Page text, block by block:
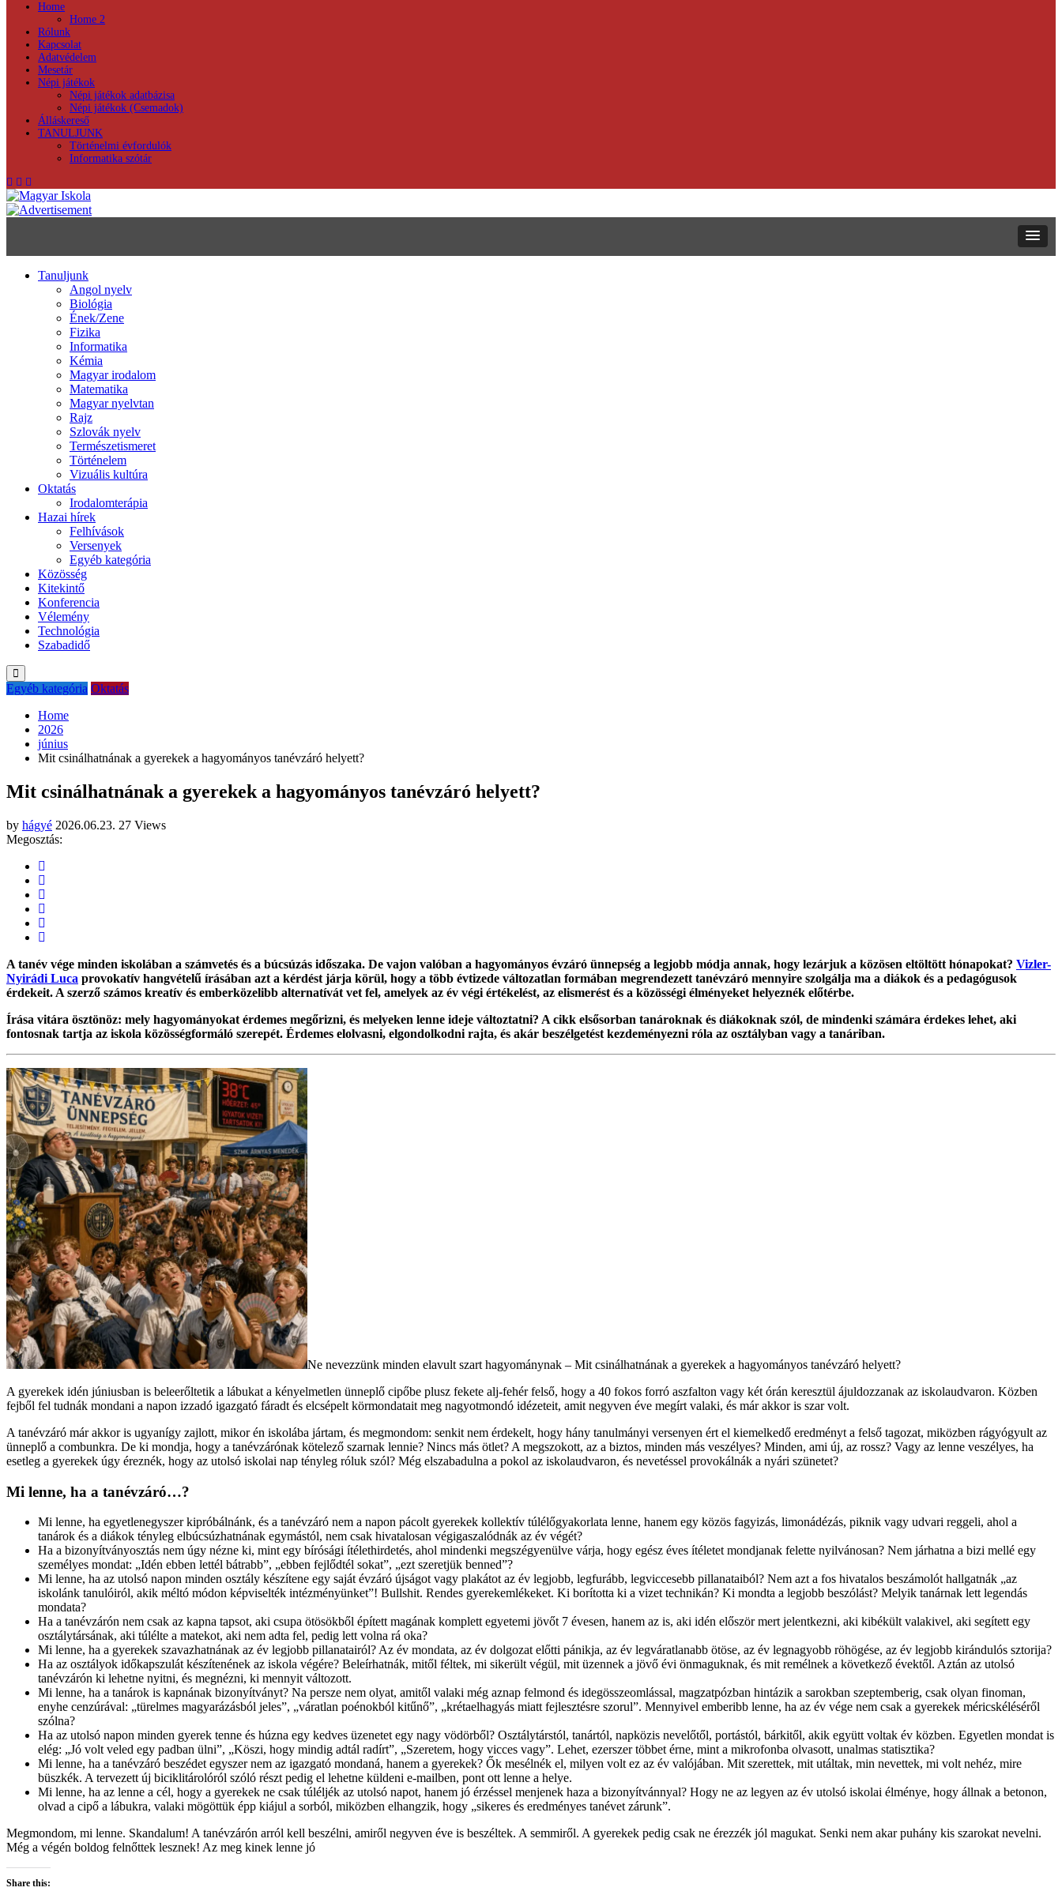
Home
Home 2
Rólunk
Kapcsolat
Adatvédelem
Mesetár
Népi játékok
Népi játékok adatbázisa
Népi játékok (Csemadok)
Álláskereső
TANULJUNK
Történelmi évfordulók
Informatika szótár
Tanuljunk
Angol nyelv
Biológia
Ének/Zene
Fizika
Informatika
Kémia
Magyar irodalom
Matematika
Magyar nyelvtan
Rajz
Szlovák nyelv
Természetismeret
Történelem
Vizuális kultúra
Oktatás
Irodalomterápia
Hazai hírek
Felhívások
Versenyek
Egyéb kategória
Közösség
Kitekintő
Konferencia
Vélemény
Technológia
Szabadidő
Egyéb kategória Oktatás
Home
2026
június
Mit csinálhatnának a gyerekek a hagyományos tanévzáró helyett?
Mit csinálhatnának a gyerekek a hagyományos tanévzáró helyett?
by hágyé 2026.06.23. 27 Views
Megosztás:
A tanév vége minden iskolában a számvetés és a búcsúzás időszaka. De vajon valóban a hagyományos évzáró ünnepség a legjobb módja annak, hogy lezárjuk a közösen eltöltött hónapokat? Vizler-
Nyirádi Luca provokatív hangvételű írásában azt a kérdést járja körül, hogy a több évtizede változatlan formában megrendezett tanévzáró mennyire szolgálja ma a diákok és a pedagógusok
érdekeit. A szerző számos kreatív és emberközelibb alternatívát vet fel, amelyek az év végi értékelést, az elismerést és a közösségi élményeket helyeznék előtérbe.
Írása vitára ösztönöz: mely hagyományokat érdemes megőrizni, és melyeken lenne ideje változtatni? A cikk elsősorban tanároknak és diákoknak szól, de mindenki számára érdekes lehet, aki
fontosnak tartja az iskola közösségformáló szerepét. Érdemes elolvasni, elgondolkodni rajta, és akár beszélgetést kezdeményezni róla az osztályban vagy a tanáriban.
Ne nevezzünk minden elavult szart hagyománynak – Mit csinálhatnának a gyerekek a hagyományos tanévzáró helyett?
A gyerekek idén júniusban is beleerőltetik a lábukat a kényelmetlen ünneplő cipőbe plusz fekete alj-fehér felső, hogy a 40 fokos forró aszfalton vagy két órán keresztül ájuldozzanak az iskolaudvaron. Közben
fejből fel tudnák mondani a napon izzadó igazgató fáradt és elcsépelt körmondatait meg nagyotmondó idézeteit, amit negyven éve megírt valaki, és már akkor is szar volt.
A tanévzáró már akkor is ugyanígy zajlott, mikor én iskolába jártam, és megmondom: senkit nem érdekelt, hogy hány tanulmányi versenyen ért el kiemelkedő eredményt a felső tagozat, miközben rágyógyult az
ünneplő a combunkra. De ki mondja, hogy a tanévzárónak kötelező szarnak lennie? Nincs más ötlet? A megszokott, az a biztos, minden más veszélyes? Minden, ami új, az rossz? Vagy az lenne veszélyes, ha
esetleg a gyerekek úgy éreznék, hogy az utolsó iskolai nap tényleg róluk szól? Még elszabadulna a pokol az iskolaudvaron, és nevetéssel provokálnák a nyári szünetet?
Mi lenne, ha a tanévzáró…?
Mi lenne, ha egyetlenegyszer kipróbálnánk, és a tanévzáró nem a napon pácolt gyerekek kollektív túlélőgyakorlata lenne, hanem egy közös fagyizás, limonádézás, piknik vagy udvari reggeli, ahol a
tanárok és a diákok tényleg elbúcsúzhatnának egymástól, nem csak hivatalosan végigaszalódnák az év végét?
Ha a bizonyítványosztás nem úgy nézne ki, mint egy bírósági ítélethirdetés, ahol mindenki megszégyenülve várja, hogy egész éves ítéletet mondjanak felette nyilvánosan? Nem járhatna a bizi mellé egy
személyes mondat: „Idén ebben lettél bátrabb”, „ebben fejlődtél sokat”, „ezt szeretjük benned”?
Mi lenne, ha az utolsó napon minden osztály készítene egy saját évzáró újságot vagy plakátot az év legjobb, legfurább, legviccesebb pillanataiból? Nem azt a fos hivatalos beszámolót hallgatnák „az
iskolánk tanulóiról, akik méltó módon képviselték intézményünket”! Bullshit. Rendes gyerekemlékeket. Ki borította ki a vizet technikán? Ki mondta a legjobb beszólást? Melyik tanárnak lett legendás
mondata?
Ha a tanévzárón nem csak az kapna tapsot, aki csupa ötösökből épített magának komplett egyetemi jövőt 7 évesen, hanem az is, aki idén először mert jelentkezni, aki kibékült valakivel, aki segített egy
osztálytársának, aki túlélte a matekot, aki nem adta fel, pedig lett volna rá oka?
Mi lenne, ha a gyerekek szavazhatnának az év legjobb pillanatairól? Az év mondata, az év dolgozat előtti pánikja, az év legváratlanabb ötöse, az év legnagyobb röhögése, az év legjobb kirándulós sztorija?
Ha az osztályok időkapszulát készítenének az iskola végére? Beleírhatnák, mitől féltek, mi sikerült végül, mit üzennek a jövő évi önmaguknak, és mit remélnek a következő évektől. Aztán az utolsó
tanévzárón ki lehetne nyitni, és megnézni, ki mennyit változott.
Mi lenne, ha a tanárok is kapnának bizonyítványt? Na persze nem olyat, amitől valaki még aznap felmond és idegösszeomlással, magzatpózban hintázik a sarokban szeptemberig, csak olyan finoman,
enyhe cenzúrával: „türelmes magyarázásból jeles”, „váratlan poénokból kitűnő”, „krétaelhagyás miatt fejlesztésre szorul”. Mennyivel emberibb lenne, ha az év vége nem csak a gyerekek méricskéléséről
szólna?
Ha az utolsó napon minden gyerek tenne és húzna egy kedves üzenetet egy nagy vödörből? Osztálytárstól, tanártól, napközis nevelőtől, portástól, bárkitől, akik együtt voltak év közben. Egyetlen mondat is
elég: „Jó volt veled egy padban ülni”, „Köszi, hogy mindig adtál radírt”, „Szeretem, hogy vicces vagy”. Lehet, ezerszer többet érne, mint a mikrofonba olvasott, unalmas statisztika?
Mi lenne, ha a tanévzáró beszédet egyszer nem az igazgató mondaná, hanem a gyerekek? Ők mesélnék el, milyen volt ez az év valójában. Mit szerettek, mit utáltak, min nevettek, mi volt nehéz, mire
büszkék. A tervezett új biciklitárolóról szóló részt pedig el lehetne küldeni e-mailben, pont ott lenne a helye.
Mi lenne, ha az lenne a cél, hogy a gyerekek ne csak túléljék az utolsó napot, hanem jó érzéssel menjenek haza a bizonyítvánnyal? Hogy ne az legyen az év utolsó iskolai élménye, hogy állnak a betonon,
olvad a cipő a lábukra, valaki mögöttük épp kiájul a sorból, miközben elhangzik, hogy „sikeres és eredményes tanévet zárunk”.
Megmondom, mi lenne. Skandalum! A tanévzárón arról kell beszélni, amiről negyven éve is beszéltek. A semmiről. A gyerekek pedig csak ne érezzék jól magukat. Senki nem akar puhány kis szarokat nevelni.
Még a végén boldog felnőttek lesznek! Az meg kinek lenne jó
Share this: